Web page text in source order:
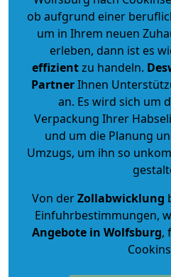
ob aufgrund einer
um in Ihrem neuen
erleben, dann ist es
effizientzu handeln.
PartnerIhnen
an. Es wird sich um
Verpackung Ihrer
und um die Planung
Umzugs, um ihn so
Von derZollabwicklung
Einfuhrbestimmungen,
Angebote in Wolfsburg,